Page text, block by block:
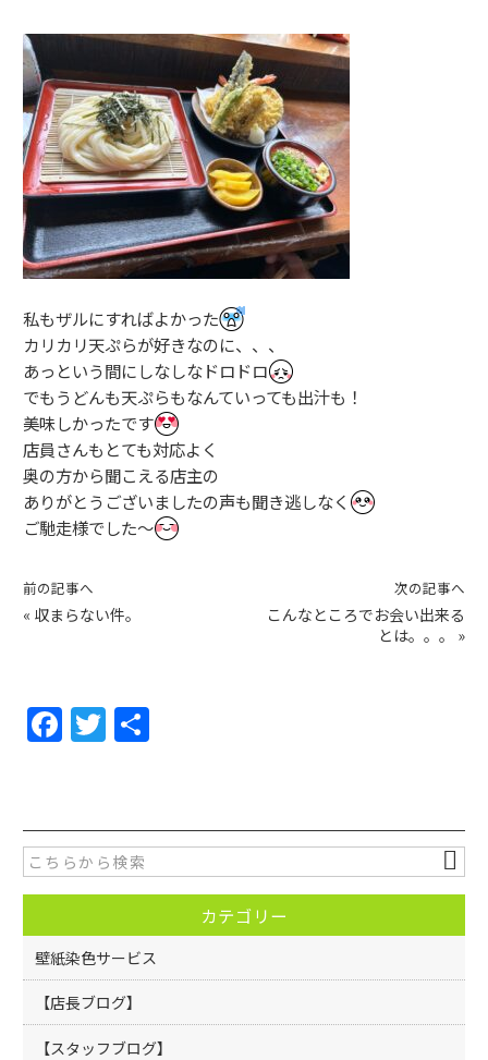
私もザルにすればよかった
カリカリ天ぷらが好きなのに、、、
あっという間にしなしなドロドロ
でもうどんも天ぷらもなんていっても出汁も！
美味しかったです
店員さんもとても対応よく
奥の方から聞こえる店主の
ありがとうございましたの声も聞き逃しなく
ご馳走様でした〜
前の記事へ
« 収まらない件。
次の記事へ
こんなところでお会い出来る
とは。。。
»
F
a
e
b
o
o
k
T
w
er
カテゴリー
壁紙染色サービス
【店長ブログ】
【スタッフブログ】